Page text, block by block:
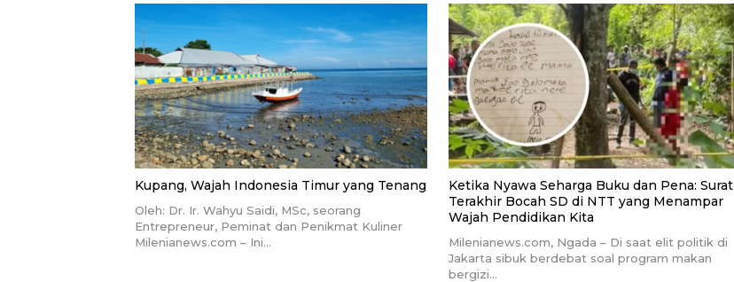
Kupang, Wajah Indonesia Timur yang Tenang
Oleh: Dr. Ir. Wahyu Saidi, MSc, seorang
Entrepreneur, Peminat dan Penikmat Kuliner
Milenianews.com – Ini…
Ketika Nyawa Seharga Buku dan Pena: Surat
Terakhir Bocah SD di NTT yang Menampar
Wajah Pendidikan Kita
Milenianews.com, Ngada – Di saat elit politik di
Jakarta sibuk berdebat soal program makan
bergizi…